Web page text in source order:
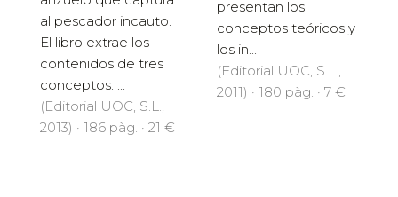
al pescador incauto.
El libro extrae los
contenidos de tres
conceptos: ...
(Editorial UOC, S.L.,
2013) · 186 pàg. · 21 €
presentan los
conceptos teóricos y
los in...
(Editorial UOC, S.L.,
2011) · 180 pàg. · 7 €